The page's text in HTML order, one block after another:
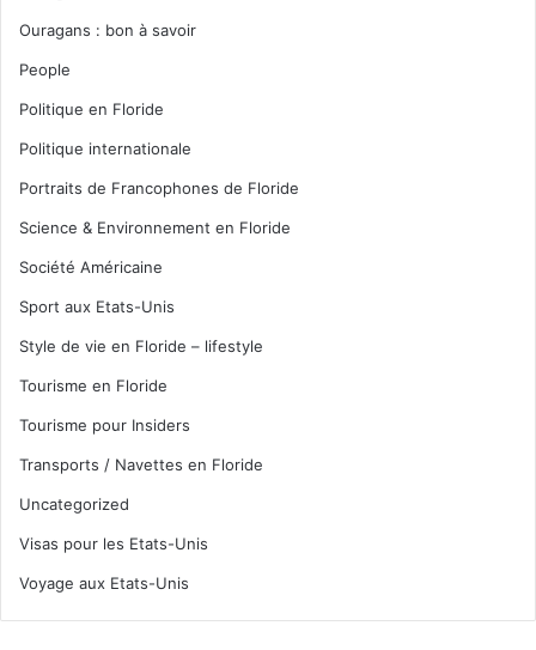
Ouragans : bon à savoir
People
Politique en Floride
Politique internationale
Portraits de Francophones de Floride
Science & Environnement en Floride
Société Américaine
Sport aux Etats-Unis
Style de vie en Floride – lifestyle
Tourisme en Floride
Tourisme pour Insiders
Transports / Navettes en Floride
Uncategorized
Visas pour les Etats-Unis
Voyage aux Etats-Unis